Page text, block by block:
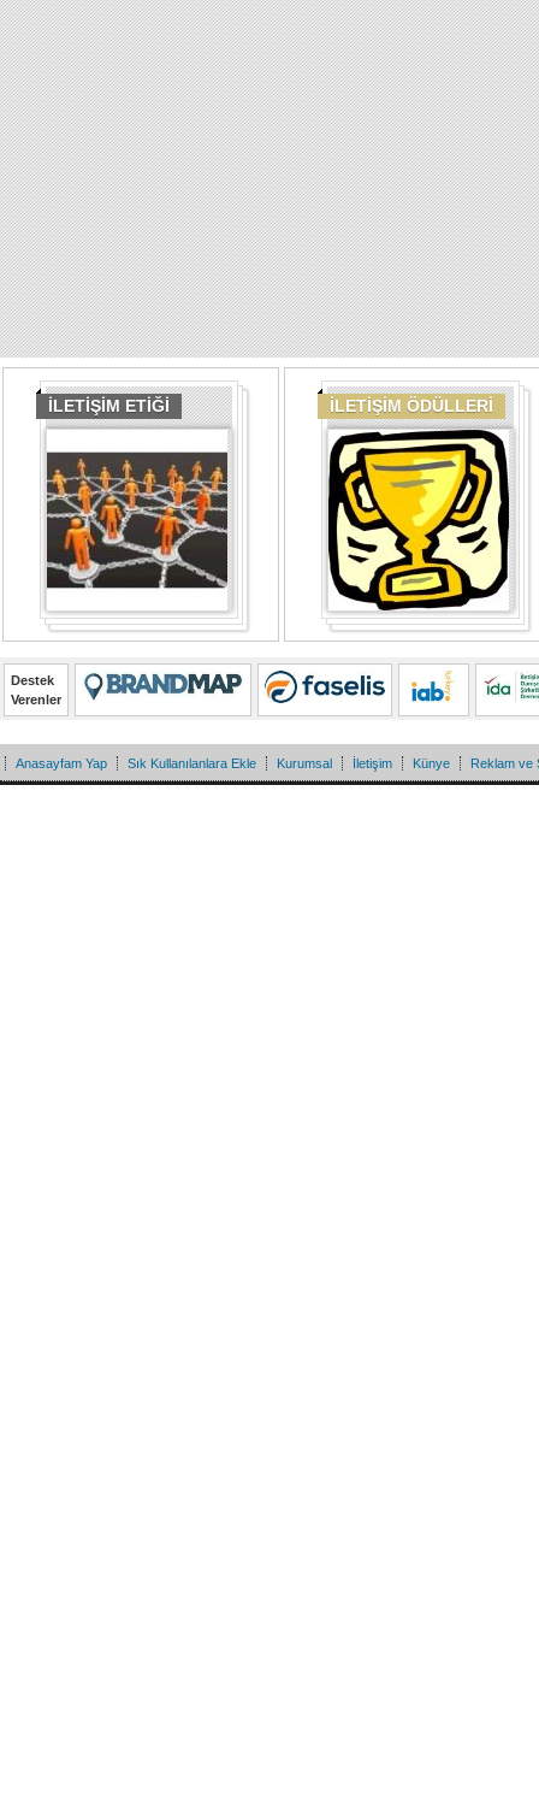
İLETİŞİM ETİĞİ İLETİŞİM ÖDÜLLERİ
Destek
Verenler
Anasayfam Yap Sık Kullanılanlara Ekle Kurumsal İletişim Künye Reklam ve